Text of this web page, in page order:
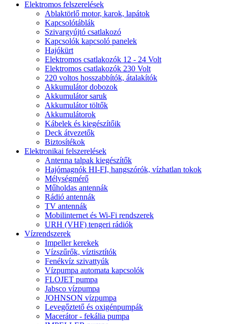
Elektromos felszerelések
Ablaktörlő motor, karok, lapátok
Kapcsolótáblák
Szivargyújtó csatlakozó
Kapcsolók kapcsoló panelek
Hajókürt
Elektromos csatlakozók 12 - 24 Volt
Elektromos csatlakozók 230 Volt
220 voltos hosszabbítók, átalakítók
Akkumulátor dobozok
Akkumulátor saruk
Akkumulátor töltők
Akkumulátorok
Kábelek és kiegészítőik
Deck átvezetők
Biztosítékok
Elektronikai felszerelések
Antenna talpak kiegészítők
Hajómagnók HI-FI, hangszórók, vízhatlan tokok
Mélységmérő
Műholdas antennák
Rádió antennák
TV antennák
Mobilinternet és Wi-Fi rendszerek
URH (VHF) tengeri rádiók
Vízrendszerek
Impeller kerekek
Vízszűrők, víztisztítók
Fenékvíz szivattyúk
Vízpumpa automata kapcsolók
FLOJET pumpa
Jabsco vízpumpa
JOHNSON vízpumpa
Levegőztető és oxigénpumpák
Macerátor - fekália pumpa